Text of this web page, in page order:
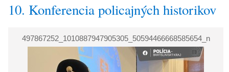
10. Konferencia policajných historikov
497867252_1010887947905305_50594466668585654_n